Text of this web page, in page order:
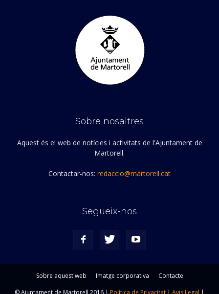
Sobre nosaltres
Aquest és el web de notícies i activitats de l'Ajuntament de
Martorell.
Contactar-nos: redaccio@martorell.cat
Segueix-nos
Sobre aquest web Imatge corporativa
Contacte